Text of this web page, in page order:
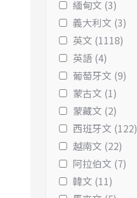
緬甸文 (3)
義大利文 (3)
英文 (1118)
英語 (4)
葡萄牙文 (9)
蒙古文 (1)
蒙藏文 (2)
西班牙文 (122)
越南文 (22)
阿拉伯文 (7)
韓文 (11)